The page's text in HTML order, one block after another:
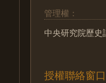
管理權：
中央研究院歷史
授權聯絡窗口